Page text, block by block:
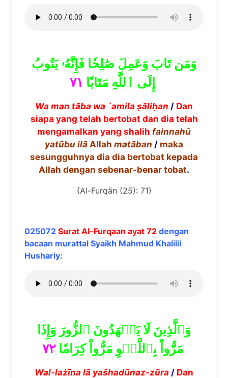
وَمَن تَابَ وَعَمِلَ صَٰلِحٗا فَإِنَّهُۥ يَتُوبُ
إِلَى ٱللَّهِ مَتَابٗا ٧١
Wa man tāba wa `amila ṣāliḥan / Dan
siapa yang telah bertobat dan dia telah
mengamalkan yang shalih fainnahū
yatūbu ilā Allah matāban / maka
sesungguhnya dia dia bertobat kepada
Allah dengan sebenar-benar tobat.
{Al-Furqān (25): 71}
025072 Surat Al-Furqaan ayat 72 dengan
bacaan murattal Syaikh Mahmud Khalilil
Hushariy:
وَٱلَّذِينَ لَا يَشۡهَدُونَ ٱلزُّورَ وَإِذَا
مَرُّواْ بِٱللَّغۡوِ مَرُّواْ كِرَامٗا٧٢
Wal-lażīna lā yaŝhadūnaz-zūra / Dan